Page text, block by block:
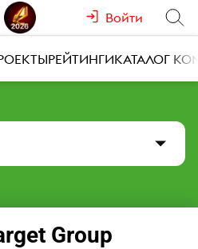
Войти
РЕЙТИНГИКАТАЛОГ
Group